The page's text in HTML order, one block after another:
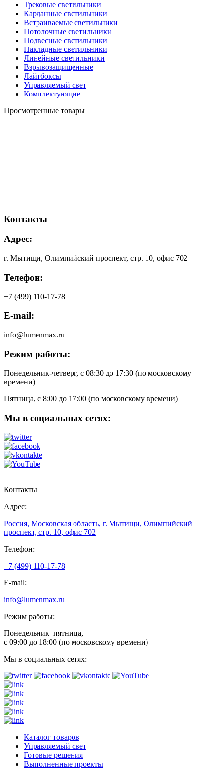
Трековые светильники
Карданные светильники
Встраиваемые светильники
Потолочные светильники
Подвесные светильники
Накладные светильники
Линейные светильники
Взрывозащищенные
Лайтбоксы
Управляемый свет
Комплектующие
Просмотренные товары
Контакты
Адрес:
г. Мытищи, Олимпийский проспект, стр. 10, офис 702
Телефон:
+7 (499) 110-17-78
E-mail:
info@lumenmax.ru
Режим работы:
Понедельник-четверг, с 08:30 до 17:30 (по московскому
времени)
Пятница, с 8:00 до 17:00 (по московскому времени)
Мы в социальных сетях:
Контакты
Адрес:
Россия, Московская область, г. Мытищи, Олимпийский
проспект, стр. 10, офис 702
Телефон:
+7 (499) 110-17-78
E-mail:
info@lumenmax.ru
Режим работы:
Понедельник–пятница,
с 09:00 до 18:00 (по московскому времени)
Мы в социальных сетях:
Каталог товаров
Управляемый свет
Готовые решения
Выполненные проекты